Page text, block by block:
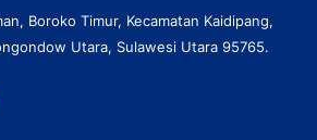
Boroko Timur, Kecamatan Kaidipang,
Utara, Sulawesi Utara 95765.